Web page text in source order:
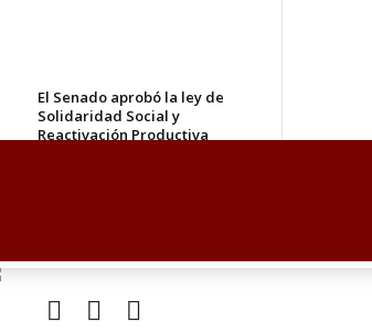
El Senado aprobó la ley de
Solidaridad Social y
Reactivación Productiva